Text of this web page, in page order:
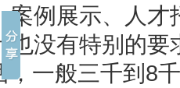
案例展示、人
也没有特别的
，一般三千到8